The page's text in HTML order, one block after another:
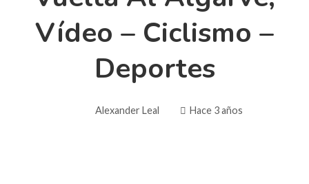
Vídeo – Ciclismo –
Deportes
Alexander Leal Hace 3 años